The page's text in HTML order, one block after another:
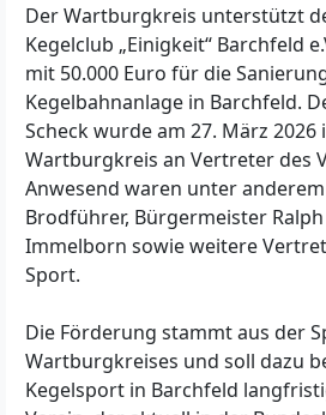
Der Wartburgkreis unterstützt
Kegelclub „Einigkeit“ Barchfeld
mit 50.000 Euro für die
Kegelbahnanlage in Barchfeld.
Scheck wurde am 27. März
Wartburgkreis an Vertreter des
Anwesend waren unter
Brodführer, Bürgermeister
Immelborn sowie weitere
Sport.
Die Förderung stammt aus der
Wartburgkreises und soll dazu
Kegelsport in Barchfeld